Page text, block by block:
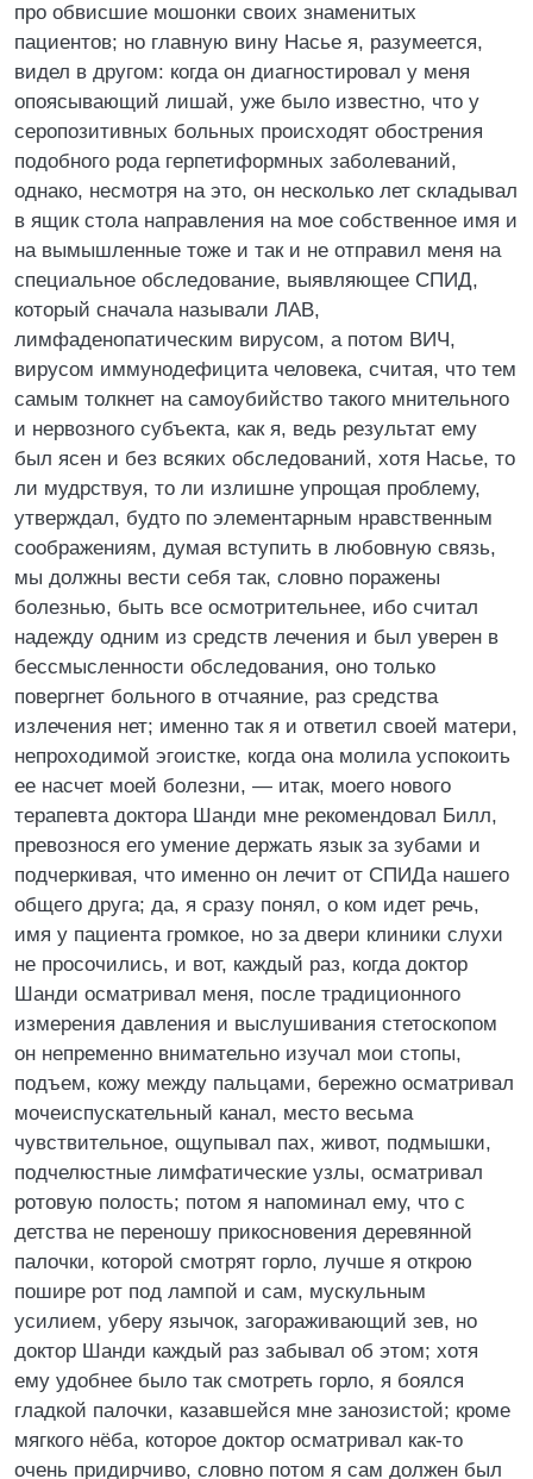
про обвисшие мошонки своих знаменитых
пациентов; но главную вину Насье я, разумеется,
видел в другом: когда он диагностировал у меня
опоясывающий лишай, уже было известно, что у
серопозитивных больных происходят обострения
подобного рода герпетиформных заболеваний,
однако, несмотря на это, он несколько лет складывал
в ящик стола направления на мое собственное имя и
на вымышленные тоже и так и не отправил меня на
специальное обследование, выявляющее СПИД,
который сначала называли ЛАВ,
лимфаденопатическим вирусом, а потом ВИЧ,
вирусом иммунодефицита человека, считая, что тем
самым толкнет на самоубийство такого мнительного
и нервозного субъекта, как я, ведь результат ему
был ясен и без всяких обследований, хотя Насье, то
ли мудрствуя, то ли излишне упрощая проблему,
утверждал, будто по элементарным нравственным
соображениям, думая вступить в любовную связь,
мы должны вести себя так, словно поражены
болезнью, быть все осмотрительнее, ибо считал
надежду одним из средств лечения и был уверен в
бессмысленности обследования, оно только
повергнет больного в отчаяние, раз средства
излечения нет; именно так я и ответил своей матери,
непроходимой эгоистке, когда она молила успокоить
ее насчет моей болезни, — итак, моего нового
терапевта доктора Шанди мне рекомендовал Билл,
превознося его умение держать язык за зубами и
подчеркивая, что именно он лечит от СПИДа нашего
общего друга; да, я сразу понял, о ком идет речь,
имя у пациента громкое, но за двери клиники слухи
не просочились, и вот, каждый раз, когда доктор
Шанди осматривал меня, после традиционного
измерения давления и выслушивания стетоскопом
он непременно внимательно изучал мои стопы,
подъем, кожу между пальцами, бережно осматривал
мочеиспускательный канал, место весьма
чувствительное, ощупывал пах, живот, подмышки,
подчелюстные лимфатические узлы, осматривал
ротовую полость; потом я напоминал ему, что с
детства не переношу прикосновения деревянной
палочки, которой смотрят горло, лучше я открою
пошире рот под лампой и сам, мускульным
усилием, уберу язычок, загораживающий зев, но
доктор Шанди каждый раз забывал об этом; хотя
ему удобнее было так смотреть горло, я боялся
гладкой палочки, казавшейся мне занозистой; кроме
мягкого нёба, которое доктор осматривал как-то
очень придирчиво, словно потом я сам должен был